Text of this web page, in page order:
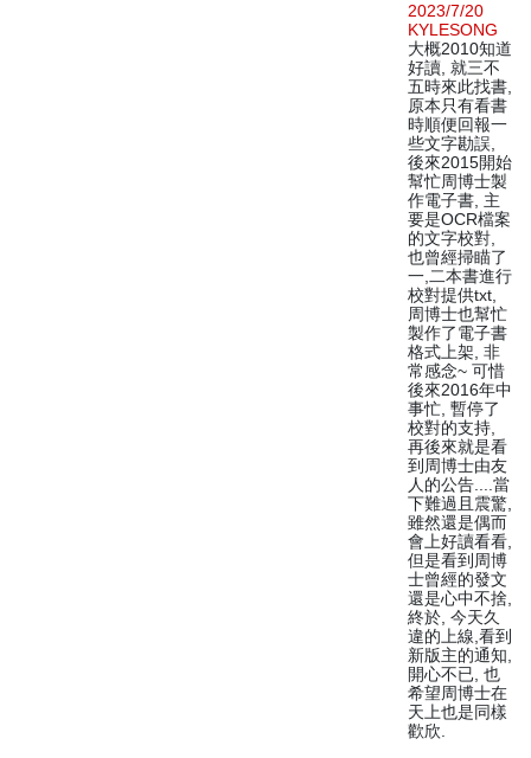
2023/7/20
KYLESONG
大概2010知道
好讀, 就三不
五時來此找書,
原本只有看書
時順便回報一
些文字勘誤,
後來2015開始
幫忙周博士製
作電子書, 主
要是OCR檔案
的文字校對,
也曾經掃瞄了
一,二本書進行
校對提供txt,
周博士也幫忙
製作了電子書
格式上架, 非
常感念~ 可惜
後來2016年中
事忙, 暫停了
校對的支持,
再後來就是看
到周博士由友
人的公告....當
下難過且震驚,
雖然還是偶而
會上好讀看看,
但是看到周博
士曾經的發文
還是心中不捨,
終於, 今天久
違的上線,看到
新版主的通知,
開心不已, 也
希望周博士在
天上也是同樣
歡欣.